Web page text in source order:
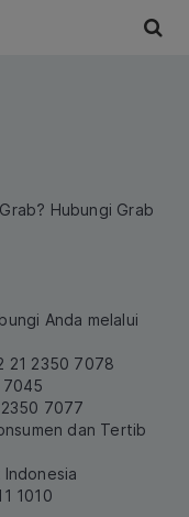
Hubungi Grab
Anda melalui
21 2350 7078
7045
7077
dan Tertib
1010